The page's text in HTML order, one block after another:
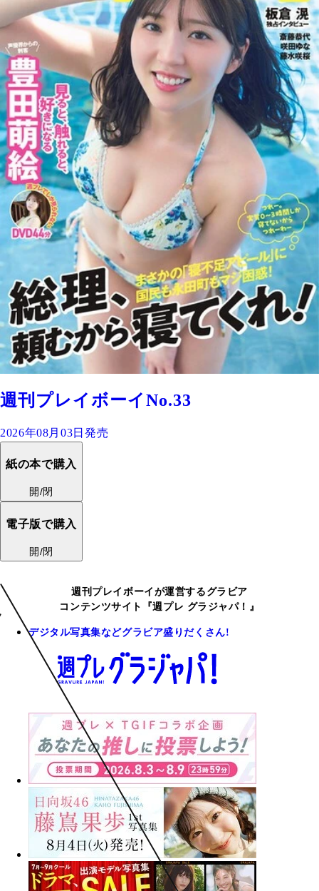
週刊プレイボーイNo.33
2026年08月03日発売
紙の本で購入
開/閉
電子版で購入
開/閉
週刊プレイボーイが運営するグラビア
コンテンツサイト『週プレ グラジャパ！』
デジタル写真集などグラビア盛りだくさん!